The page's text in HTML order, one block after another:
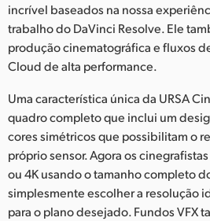
United Kingdom
United States
incrível baseados na nossa
trabalho do DaVinci Resolve. Ele
produção cinematográfica e fluxos
Cloud de alta performance.
Uma característica única da URSA
quadro completo que inclui um
cores simétricos que possibilitam o
próprio sensor. Agora os
ou 4K usando o tamanho completo
simplesmente escolher a resolução
para o plano desejado. Fundos VFX